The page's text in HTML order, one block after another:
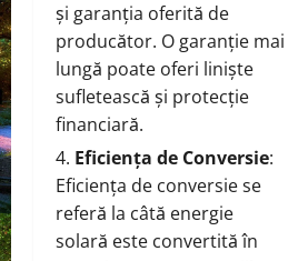
și garanția oferită de
producător. O garanție mai
lungă poate oferi liniște
sufletească și protecție
financiară.
Eficiența de Conversie:
Eficiența de conversie se
referă la câtă energie
solară este convertită în